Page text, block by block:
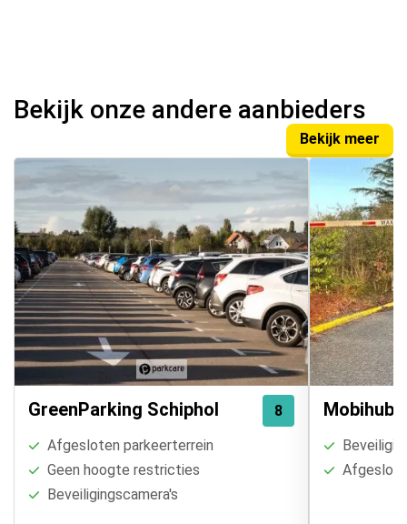
Bekijk onze andere aanbieders
Bekijk meer
8
GreenParking Schiphol
Afgesloten parkeerterrein
Geen hoogte restricties
Beveiligingscamera's
Mobihub